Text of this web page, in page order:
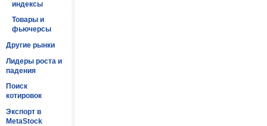
индексы
Товары и
фьючерсы
Другие рынки
Лидеры роста и
падения
Поиск
котировок
Экспорт в
MetaStock